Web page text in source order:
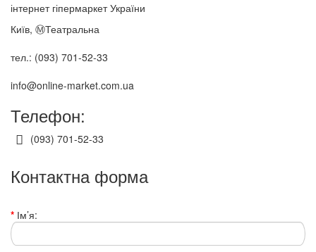
інтернет гіпермаркет України
Київ, ⓂТеатральна
тел.: (093) 701-52-33
info@online-market.com.ua
Телефон:
(093) 701-52-33
Контактна форма
Ім’я: